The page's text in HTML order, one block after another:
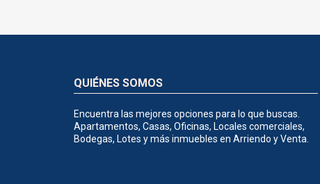
QUIÉNES SOMOS
Encuentra las mejores opciones para lo que buscas.
Apartamentos, Casas, Oficinas, Locales comerciales,
Bodegas, Lotes y más inmuebles en Arriendo y Venta.